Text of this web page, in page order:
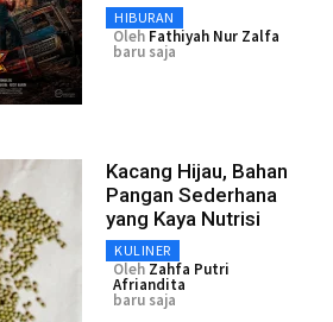
HIBURAN
Oleh Fathiyah Nur Zalfa
baru saja
Kacang Hijau, Bahan
Pangan Sederhana
yang Kaya Nutrisi
KULINER
Oleh Zahfa Putri
Afriandita
baru saja